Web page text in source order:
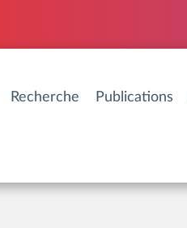
Recherche Publications